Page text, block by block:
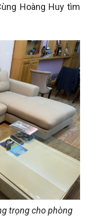
Hoàng Huy tìm
trọng cho phòng